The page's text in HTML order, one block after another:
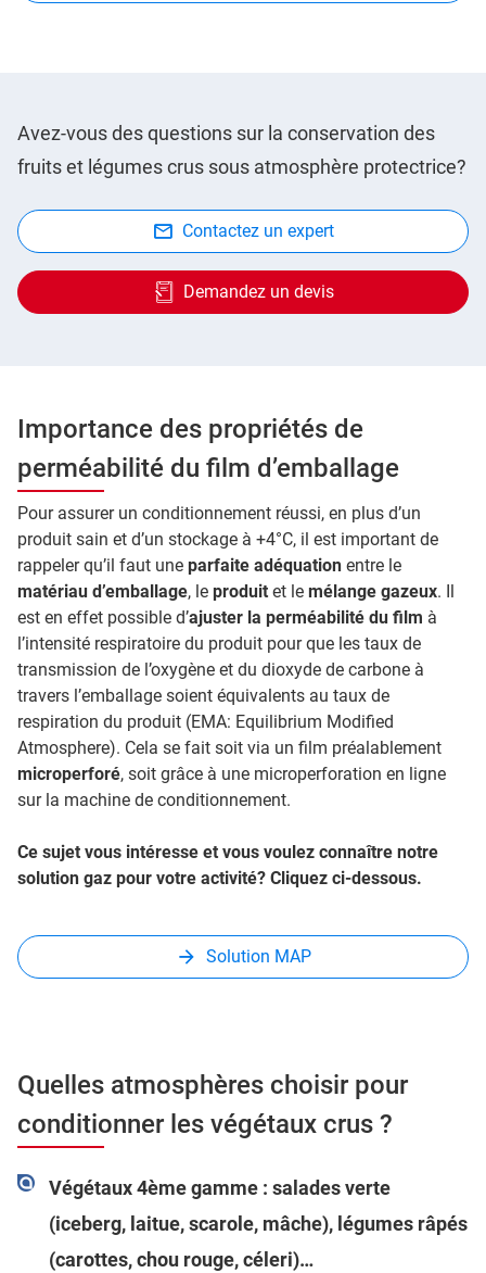
Avez-vous des questions sur la conservation des
fruits et légumes crus sous atmosphère protectrice?
Contactez un expert
Demandez un devis
Importance des propriétés de
perméabilité du film d’emballage
Pour assurer un conditionnement réussi, en plus d’un
produit sain et d’un stockage à +4°C, il est important de
rappeler qu’il faut une parfaite adéquation entre le
matériau d’emballage, le produit et le mélange gazeux. Il
est en effet possible d’ajuster la perméabilité du film à
l’intensité respiratoire du produit pour que les taux de
transmission de l’oxygène et du dioxyde de carbone à
travers l’emballage soient équivalents au taux de
respiration du produit (EMA: Equilibrium Modified
Atmosphere). Cela se fait soit via un film préalablement
microperforé, soit grâce à une microperforation en ligne
sur la machine de conditionnement.
Ce sujet vous intéresse et vous voulez connaître notre
solution gaz pour votre activité? Cliquez ci-dessous.
Solution MAP
Quelles atmosphères choisir pour
conditionner les végétaux crus ?
Végétaux 4ème gamme : salades verte
(iceberg, laitue, scarole, mâche), légumes râpés
(carottes, chou rouge, céleri)…